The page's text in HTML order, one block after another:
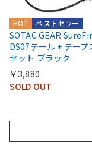
ベストセラー
HOT
SOTAC GEAR
DS07テール + テープ
セット ブラック
￥3,880
SOLD OUT